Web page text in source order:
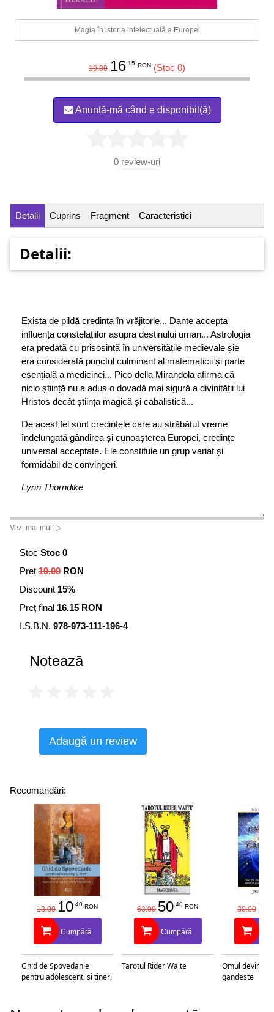
Magia în istoria intelectuală a Europei
19.00 16.15 RON (Stoc 0)
Anunță-mă când e disponibil(ă)
0 review-uri
Detalii Cuprins Fragment Caracteristici
Detalii:
Exista de pildă credința în vrăjitorie... Dante accepta
influența constelațiilor asupra destinului uman... Astrologia
era predată cu prisosință în universitățile medievale șie
era considerată punctul culminant al matematicii și parte
esențială a medicinei... Pico della Mirandola afirma că
nicio știință nu a adus o dovadă mai sigură a divinității lui
Hristos decât știința magică și cabalistică...
De acest fel sunt credințele care au străbătut vreme
îndelungată gândirea și cunoașterea Europei, credințe
universal acceptate. Ele constituie un grup variat și
formidabil de convingeri.
Lynn Thorndike
Vezi mai mult ▷
Stoc Stoc 0
Preț 19.00 RON
Discount 15%
Preț final 16.15 RON
I.S.B.N. 978-973-111-196-4
Notează
Adaugă un review
Recomandări:
13.00 10.40 RON
Cumpără
Ghid de Spovedanie
pentru adolescenti si tineri
63.00 50.40 RON
Cumpără
Tarotul Rider Waite
30.00 25
Omul devine
gandeste